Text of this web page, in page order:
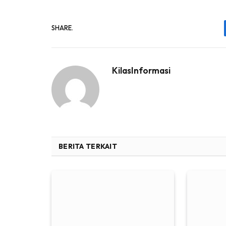
SHARE.
KilasInformasi
BERITA TERKAIT